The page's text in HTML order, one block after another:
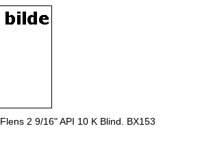
Flens 2 9/16" API 10 K Blind. BX153